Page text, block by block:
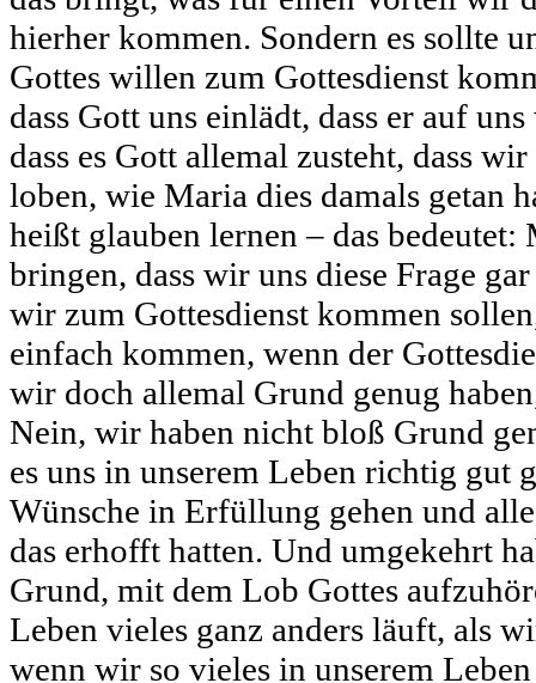
hierher kommen. Sondern es sollte
Gottes willen zum Gottesdienst
dass Gott uns einlädt, dass er auf
dass es Gott allemal zusteht, dass
loben, wie Maria dies damals getan
heißt glauben lernen – das
bringen, dass wir uns diese Frage
wir zum Gottesdienst kommen
einfach kommen, wenn der
wir doch allemal Grund genug
Nein, wir haben nicht bloß Grund
es uns in unserem Leben richtig gut
Wünsche in Erfüllung gehen und
das erhofft hatten. Und umgekehrt
Grund, mit dem Lob Gottes
Leben vieles ganz anders läuft, als
wenn wir so vieles in unserem